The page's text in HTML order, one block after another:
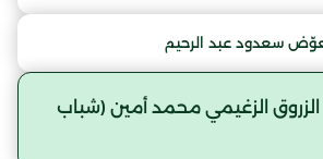
سعدود عبد الرحيم
الزغيمي محمد أمين (شباب